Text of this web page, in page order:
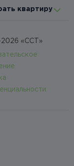
квартиру
«ССТ»